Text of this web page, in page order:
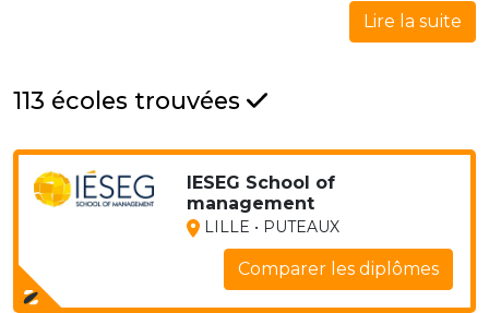
Lire la suite
113 écoles trouvées
IESEG School of
management
LILLE • PUTEAUX
Comparer les diplômes